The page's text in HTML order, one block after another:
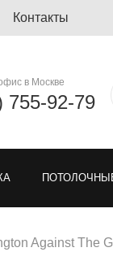
Контакты
в Москве
755-92-79
Against The